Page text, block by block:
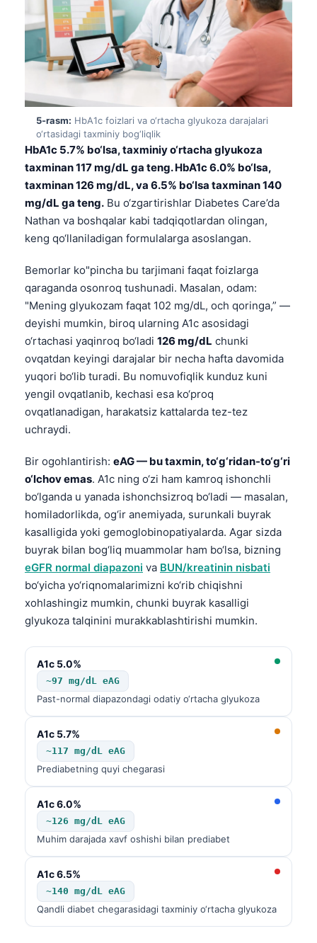
5-rasm: HbA1c foizlari va o‘rtacha glyukoza darajalari
o‘rtasidagi taxminiy bog‘liqlik
HbA1c 5.7% bo‘lsa, taxminiy o‘rtacha glyukoza
taxminan 117 mg/dL ga teng. HbA1c 6.0% bo‘lsa,
taxminan 126 mg/dL, va 6.5% bo‘lsa taxminan 140
mg/dL ga teng. Bu o‘zgartirishlar Diabetes Care’da
Nathan va boshqalar kabi tadqiqotlardan olingan,
keng qo‘llaniladigan formulalarga asoslangan.
Bemorlar ko"pincha bu tarjimani faqat foizlarga
qaraganda osonroq tushunadi. Masalan, odam:
"Mening glyukozam faqat 102 mg/dL, och qoringa,” —
deyishi mumkin, biroq ularning A1c asosidagi
o‘rtachasi yaqinroq bo‘ladi 126 mg/dL chunki
ovqatdan keyingi darajalar bir necha hafta davomida
yuqori bo‘lib turadi. Bu nomuvofiqlik kunduz kuni
yengil ovqatlanib, kechasi esa ko‘proq
ovqatlanadigan, harakatsiz kattalarda tez-tez
uchraydi.
Bir ogohlantirish: eAG — bu taxmin, to‘g‘ridan-to‘g‘ri
o‘lchov emas. A1c ning o‘zi ham kamroq ishonchli
bo‘lganda u yanada ishonchsizroq bo‘ladi — masalan,
homiladorlikda, og‘ir anemiyada, surunkali buyrak
kasalligida yoki gemoglobinopatiyalarda. Agar sizda
buyrak bilan bog‘liq muammolar ham bo‘lsa, bizning
eGFR normal diapazoni va BUN/kreatinin nisbati
bo‘yicha yo‘riqnomalarimizni ko‘rib chiqishni
xohlashingiz mumkin, chunki buyrak kasalligi
glyukoza talqinini murakkablashtirishi mumkin.
A1c 5.0%
~97 mg/dL eAG
Past-normal diapazondagi odatiy o‘rtacha glyukoza
A1c 5.7%
~117 mg/dL eAG
Prediabetning quyi chegarasi
A1c 6.0%
~126 mg/dL eAG
Muhim darajada xavf oshishi bilan prediabet
A1c 6.5%
~140 mg/dL eAG
Qandli diabet chegarasidagi taxminiy o‘rtacha glyukoza
Shqip
বাংলা
اردو
मराठी
తెలుగు
தமிழ்
ગુજરાતી
ಕನ್ನಡ
മലയാളം
Bahasa Melayu
Tiếng Việt
Tagalog
ไทย
ဗမာစာ
ភាសាខ្មែរ
አማርኛ
Українська
Català
Қазақ тілі
Suomi
Hrvatski
Slovenčina
كوردی‎
پښتو
سنڌي
සිංහල
Galego
Македонски јазик
Euskara
Gàidhlig
Occitan
العربية المغربية
Afrikaans
Монгол
ພາສາລາວ
Basa Jawa
Cebuano